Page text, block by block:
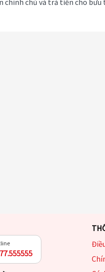
chủ và trả tiền cho bưu